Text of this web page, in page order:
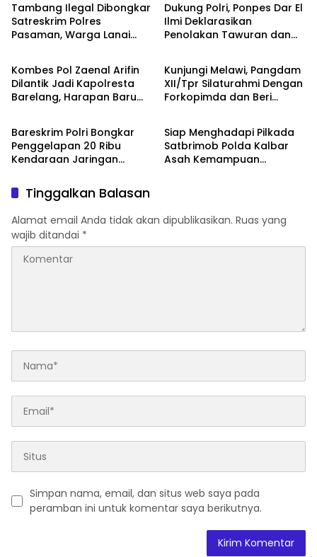
Tambang Ilegal Dibongkar
Satreskrim Polres
Pasaman, Warga Lanai
Dukung Polri, Ponpes Dar El
Ilmi Deklarasikan
Penolakan Tawuran dan
TNI - POLRI
Kombes Pol Zaenal Arifin
Dilantik Jadi Kapolresta
Barelang, Harapan Baru
TNI - POLRI
Kunjungi Melawi, Pangdam
XII/Tpr Silaturahmi Dengan
Forkopimda dan Beri
TNI - POLRI
Bareskrim Polri Bongkar
Penggelapan 20 Ribu
Kendaraan Jaringan
TNI - POLRI
Siap Menghadapi Pilkada
Satbrimob Polda Kalbar
Asah Kemampuan
Tinggalkan Balasan
Alamat email Anda tidak akan dipublikasikan. Ruas yang
wajib ditandai *
Simpan nama, email, dan situs web saya pada
peramban ini untuk komentar saya berikutnya.